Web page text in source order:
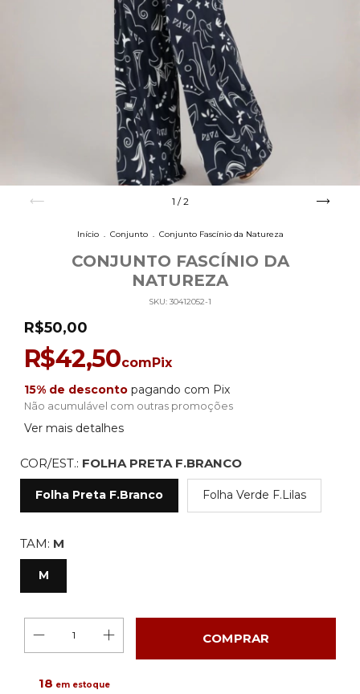
1 /2
Início . Conjunto . Conjunto Fascínio da Natureza
CONJUNTO FASCÍNIO DA
NATUREZA
SKU: 30412052-1
R$50,00
R$42,50com Pix
15% de desconto pagando com Pix
Não acumulável com outras promoções
Ver mais detalhes
COR/EST.: FOLHA PRETA F.BRANCO
Folha Preta F.Branco Folha Verde F.Lilas
TAM: M
M
18 em estoque